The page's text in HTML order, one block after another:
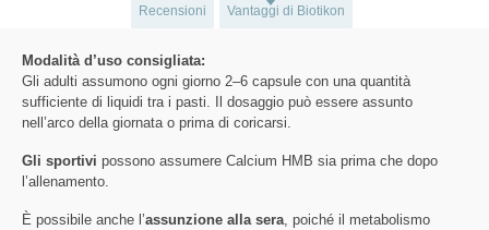
Recensioni Vantaggi di Biotikon
Modalità d’uso consigliata:
Gli adulti assumono ogni giorno 2–6 capsule con una quantità
sufficiente di liquidi tra i pasti. Il dosaggio può essere assunto
nell’arco della giornata o prima di coricarsi.
Gli sportivi possono assumere Calcium HMB sia prima che dopo
l’allenamento.
È possibile anche l’assunzione alla sera, poiché il metabolismo